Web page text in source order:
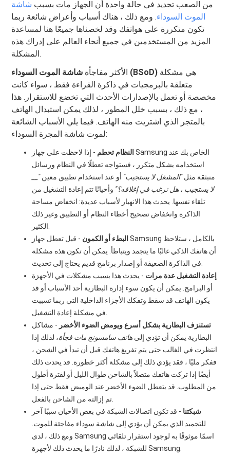
من الصعب تحديد في حالة واحدة أن الجهاز مات بسبب شاشة
الموت السوداء. ومع ذلك ، هناك أسباب وأعراض شائعة ربما
تكون متكررة على هواتفك وقد لخصناها جميعًا هنا لمساعدة
المزيد من المستخدمين في جميع أنحاء العالم على إدراك هذه
المشكلة.
الأكثر مفاجأة شاشة الموت السوداء (BSoD)
متعلقة بالبرمجيات في ذاكرة القراءة فقط ، سواء كانت
مخصصة أو تعمل بالإصدارات الأحدث التي تخضع للاستقرار. هذا
، مع ذلك ، بسبب خلل المطور ، لذلك يمكن استبدال الهاتف
بالمتجر الذي اشتريت منه الهاتف. فيما يلي الأسباب الشائعة
لموت شاشة المجرة السوداء:
النظام تحطم - إذا لاحظت على جهاز Samsung الخاص بك عند
استخدامه بشكل متكرر ، فستواجه تعطلًا في النظام ورسائل
منبثقة مثل"المشغل لا يستجيب" أو عند استخدام تطبيق معين"__
لا يستجيب ، هل ترغب في إغلاقه؟" وأحيانًا تتم إعادة التشغيل من
تلقاء نفسها. يحدث هذا الانهيار لأسباب عديدة: انخفاض مساحة
الذاكرة وانخفاض تصحيح أخطاء النظام أو التطبيق وغير ذلك
الكثير.
البطء أو الكمون - قبل تعطل جهاز Samsung بالكامل ، ستلاحظ
أن هاتفك الذكي غالبًا ما يتجمد ويتباطأ. يمكن أن تكون هذه مشكلة
في الذاكرة الضعيفة أو إصدار برنامج قديم يحتاج إلى تحديث.
إعادة التشغيل عدة مرات - يحدث هذا بسبب مشكلات في الأجهزة
أو البرامج. يمكن أن يكون سوء إدارة البطارية أحد الأسباب أو قد
يكون الهاتف قد سقط وتفكك الأجزاء الداخلية التي ربما تسببت
في مشكلة إعادة التشغيل.
تستنزف البطارية بشكل أسرع ويومض الضوء الأخضر - مشاكل
البطارية يمكن أن تؤدي إلى هاتف سامسونج مات فجأة، لذلك إذا
انتظرت في الغالب حتى يتم تفريغ هاتفك قبل أن تبدأ في الشحن ،
ففكر مليًا ، فقد يؤدي ذلك إلى مشكلة أكثر خطورة. قد يحدث ذلك
أيضًا إذا تركت هاتفك متصلاً بالشاحن طوال الليل أو لفترة أطول
من المطلوب. قد يتعطل الضوء الأخضر عند الوميض فقط حتى إذا
تم إزالته من الشاحن بالفعل.
شبكتنا - قد تكون اتصالات الشبكة في بعض الأحيان سببًا آخر
للتجميد الذي يمكن أن يؤدي إلى شاشة سوداء مفاجئة للموت.
ومع ذلك ، لدى Samsung اسمًا موثوقًا به لوجود استقرار تلقائي
للشبكة ، لذلك نادرًا ما يحدث ذلك لأجهزة Samsung.